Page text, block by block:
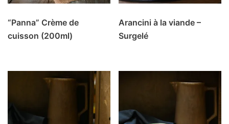
“Panna” Crème de
cuisson (200ml)
Arancini à la viande –
Surgelé